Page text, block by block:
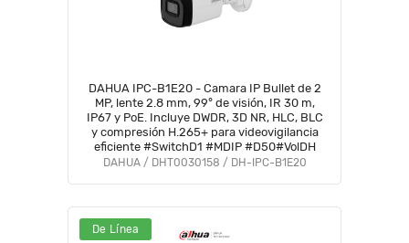
DAHUA IPC-B1E20 - Camara IP Bullet de 2
MP, lente 2.8 mm, 99° de visión, IR 30 m,
IP67 y PoE. Incluye DWDR, 3D NR, HLC, BLC
y compresión H.265+ para videovigilancia
eficiente #SwitchD1 #MDIP #D50#VolDH
DAHUA / DHT0030158 / DH-IPC-B1E20
De Línea